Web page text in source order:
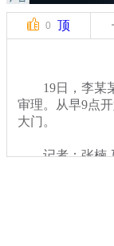
0 顶
19日，李某某
审理。从早9点
大门。
记者：张楠